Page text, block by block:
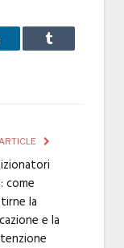
Tumblr
come
la
e la